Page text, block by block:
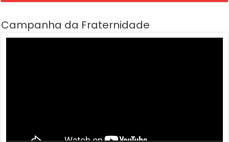
Campanha da Fraternidade